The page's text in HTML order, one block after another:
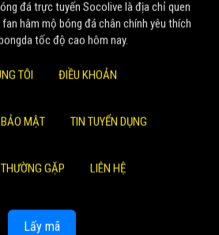
đá trực tuyến Socolive là địa chỉ quen
hâm mộ bóng đá chân chính yêu thích
tốc độ cao hôm nay.
TÔI ĐIỀU KHOẢN
MẬT TIN TUYỂN DỤNG
GẶP LIÊN HỆ
Lấy mã